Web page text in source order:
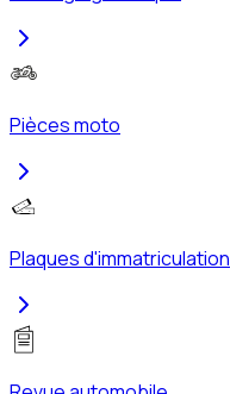
Pièces moto
Plaques d'immatriculation